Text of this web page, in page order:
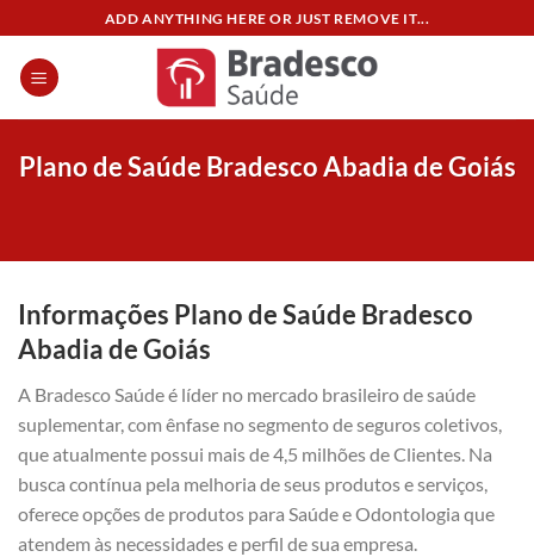
content
ADD ANYTHING HERE OR JUST REMOVE IT...
Plano de Saúde Bradesco Abadia de Goiás
Informações Plano de Saúde Bradesco
Abadia de Goiás
A Bradesco Saúde é líder no mercado brasileiro de saúde
suplementar, com ênfase no segmento de seguros coletivos,
que atualmente possui mais de 4,5 milhões de Clientes. Na
busca contínua pela melhoria de seus produtos e serviços,
oferece opções de produtos para Saúde e Odontologia que
atendem às necessidades e perfil de sua empresa.